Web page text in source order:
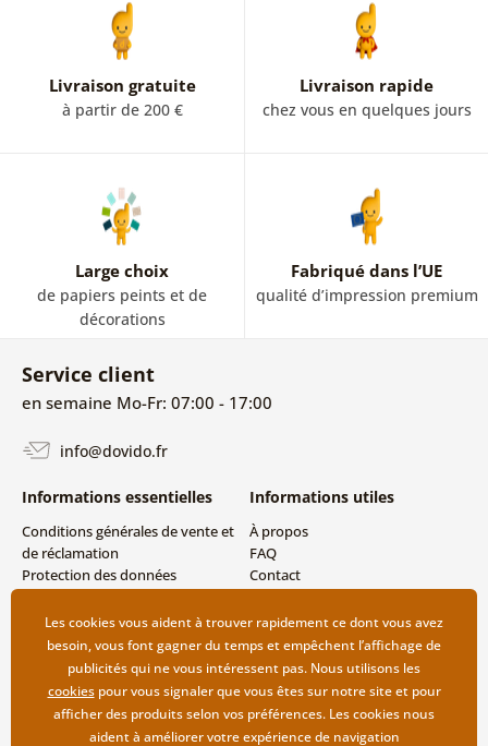
Livraison gratuite
à partir de 200 €
Livraison rapide
chez vous en quelques jours
Large choix
de papiers peints et de
décorations
Fabriqué dans l’UE
qualité d’impression premium
Service client
en semaine Mo-Fr: 07:00 - 17:00
info@dovido.fr
Informations essentielles
Conditions générales de vente et
de réclamation
Protection des données
Modes de livraison et de
paiement
Retour des produits
Informations utiles
À propos
FAQ
Contact
Les cookies vous aident à trouver rapidement ce dont vous avez
besoin, vous font gagner du temps et empêchent l’affichage de
publicités qui ne vous intéressent pas. Nous utilisons les
cookiespour vous signaler que vous êtes sur notre site et pour
afficher des produits selon vos préférences. Les cookies nous
aident à améliorer votre expérience de navigation